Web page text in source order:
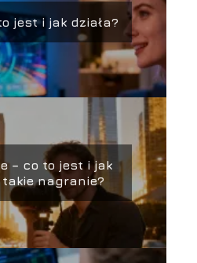
jest i jak działa?
– co to jest i jak
nagranie?